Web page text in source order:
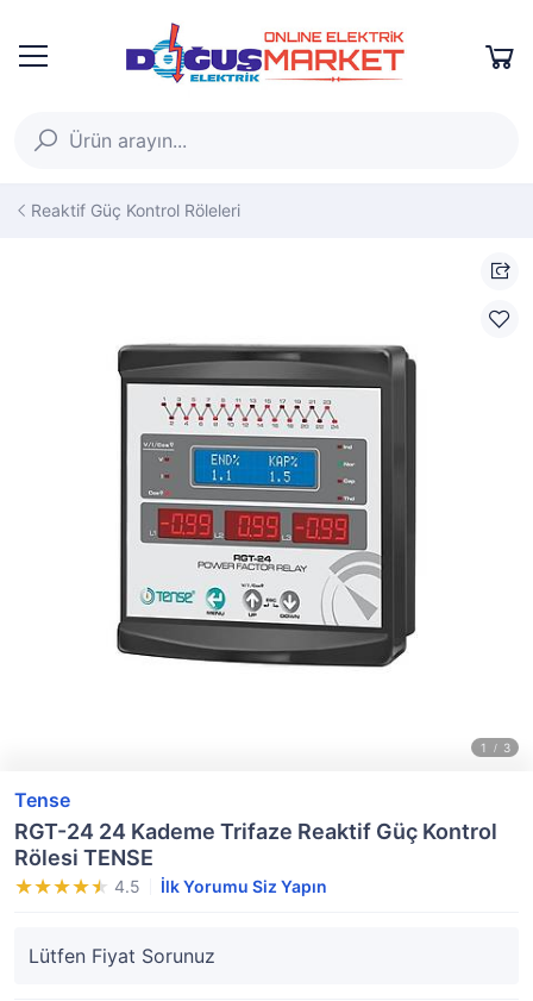
Reaktif Güç Kontrol Röleleri
Tense
RGT-24 24 Kademe Trifaze Reaktif Güç Kontrol
Rölesi TENSE
4.5 İlk Yorumu Siz Yapın
Lütfen Fiyat Sorunuz